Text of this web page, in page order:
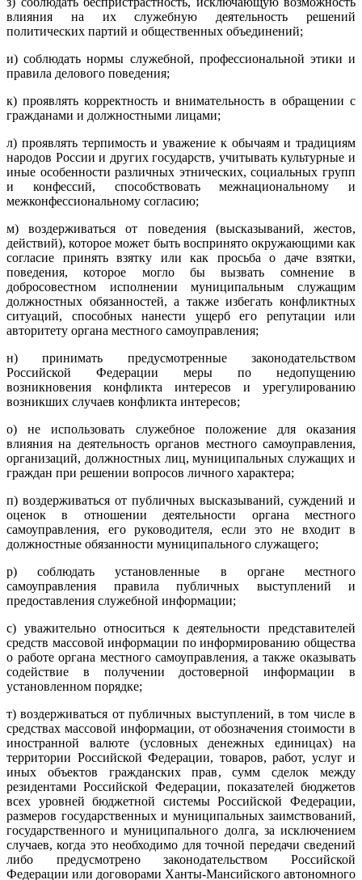
влияния на их служебную деятельность решений
политических партий и общественных объединений;
и) соблюдать нормы служебной, профессиональной этики и
правила делового поведения;
к) проявлять корректность и внимательность в обращении с
гражданами и должностными лицами;
л) проявлять терпимость и уважение к обычаям и традициям
народов России и других государств, учитывать культурные и
иные особенности различных этнических, социальных групп
и конфессий, способствовать межнациональному и
межконфессиональному согласию;
м) воздерживаться от поведения (высказываний, жестов,
действий), которое может быть воспринято окружающими как
согласие принять взятку или как просьба о даче взятки,
поведения, которое могло бы вызвать сомнение в
добросовестном исполнении муниципальным служащим
должностных обязанностей, а также избегать конфликтных
ситуаций, способных нанести ущерб его репутации или
авторитету органа местного самоуправления;
н) принимать предусмотренные законодательством
Российской Федерации меры по недопущению
возникновения конфликта интересов и урегулированию
возникших случаев конфликта интересов;
о) не использовать служебное положение для оказания
влияния на деятельность органов местного самоуправления,
организаций, должностных лиц, муниципальных служащих и
граждан при решении вопросов личного характера;
п) воздерживаться от публичных высказываний, суждений и
оценок в отношении деятельности органа местного
самоуправления, его руководителя, если это не входит в
должностные обязанности муниципального служащего;
р) соблюдать установленные в органе местного
самоуправления правила публичных выступлений и
предоставления служебной информации;
с) уважительно относиться к деятельности представителей
средств массовой информации по информированию общества
о работе органа местного самоуправления, а также оказывать
содействие в получении достоверной информации в
установленном порядке;
т) воздерживаться от публичных выступлений, в том числе в
средствах массовой информации, от обозначения стоимости в
иностранной валюте (условных денежных единицах) на
территории Российской Федерации, товаров, работ, услуг и
иных объектов гражданских прав, сумм сделок между
резидентами Российской Федерации, показателей бюджетов
всех уровней бюджетной системы Российской Федерации,
размеров государственных и муниципальных заимствований,
государственного и муниципального долга, за исключением
случаев, когда это необходимо для точной передачи сведений
либо предусмотрено законодательством Российской
Федерации или договорами Ханты-Мансийского автономного